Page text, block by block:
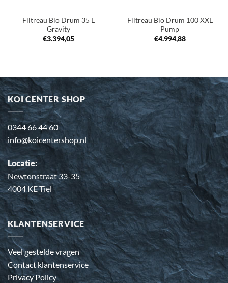
Filtreau Bio Drum 35 L
Gravity
€3.394,05
Filtreau Bio Drum 100 XXL
Pump
€4.994,88
KOI CENTER SHOP
0344 66 44 60
info@koicentershop.nl
Locatie:
Newtonstraat 33-35
4004 KE Tiel
KLANTENSERVICE
Veel gestelde vragen
Contact klantenservice
Privacy Policy